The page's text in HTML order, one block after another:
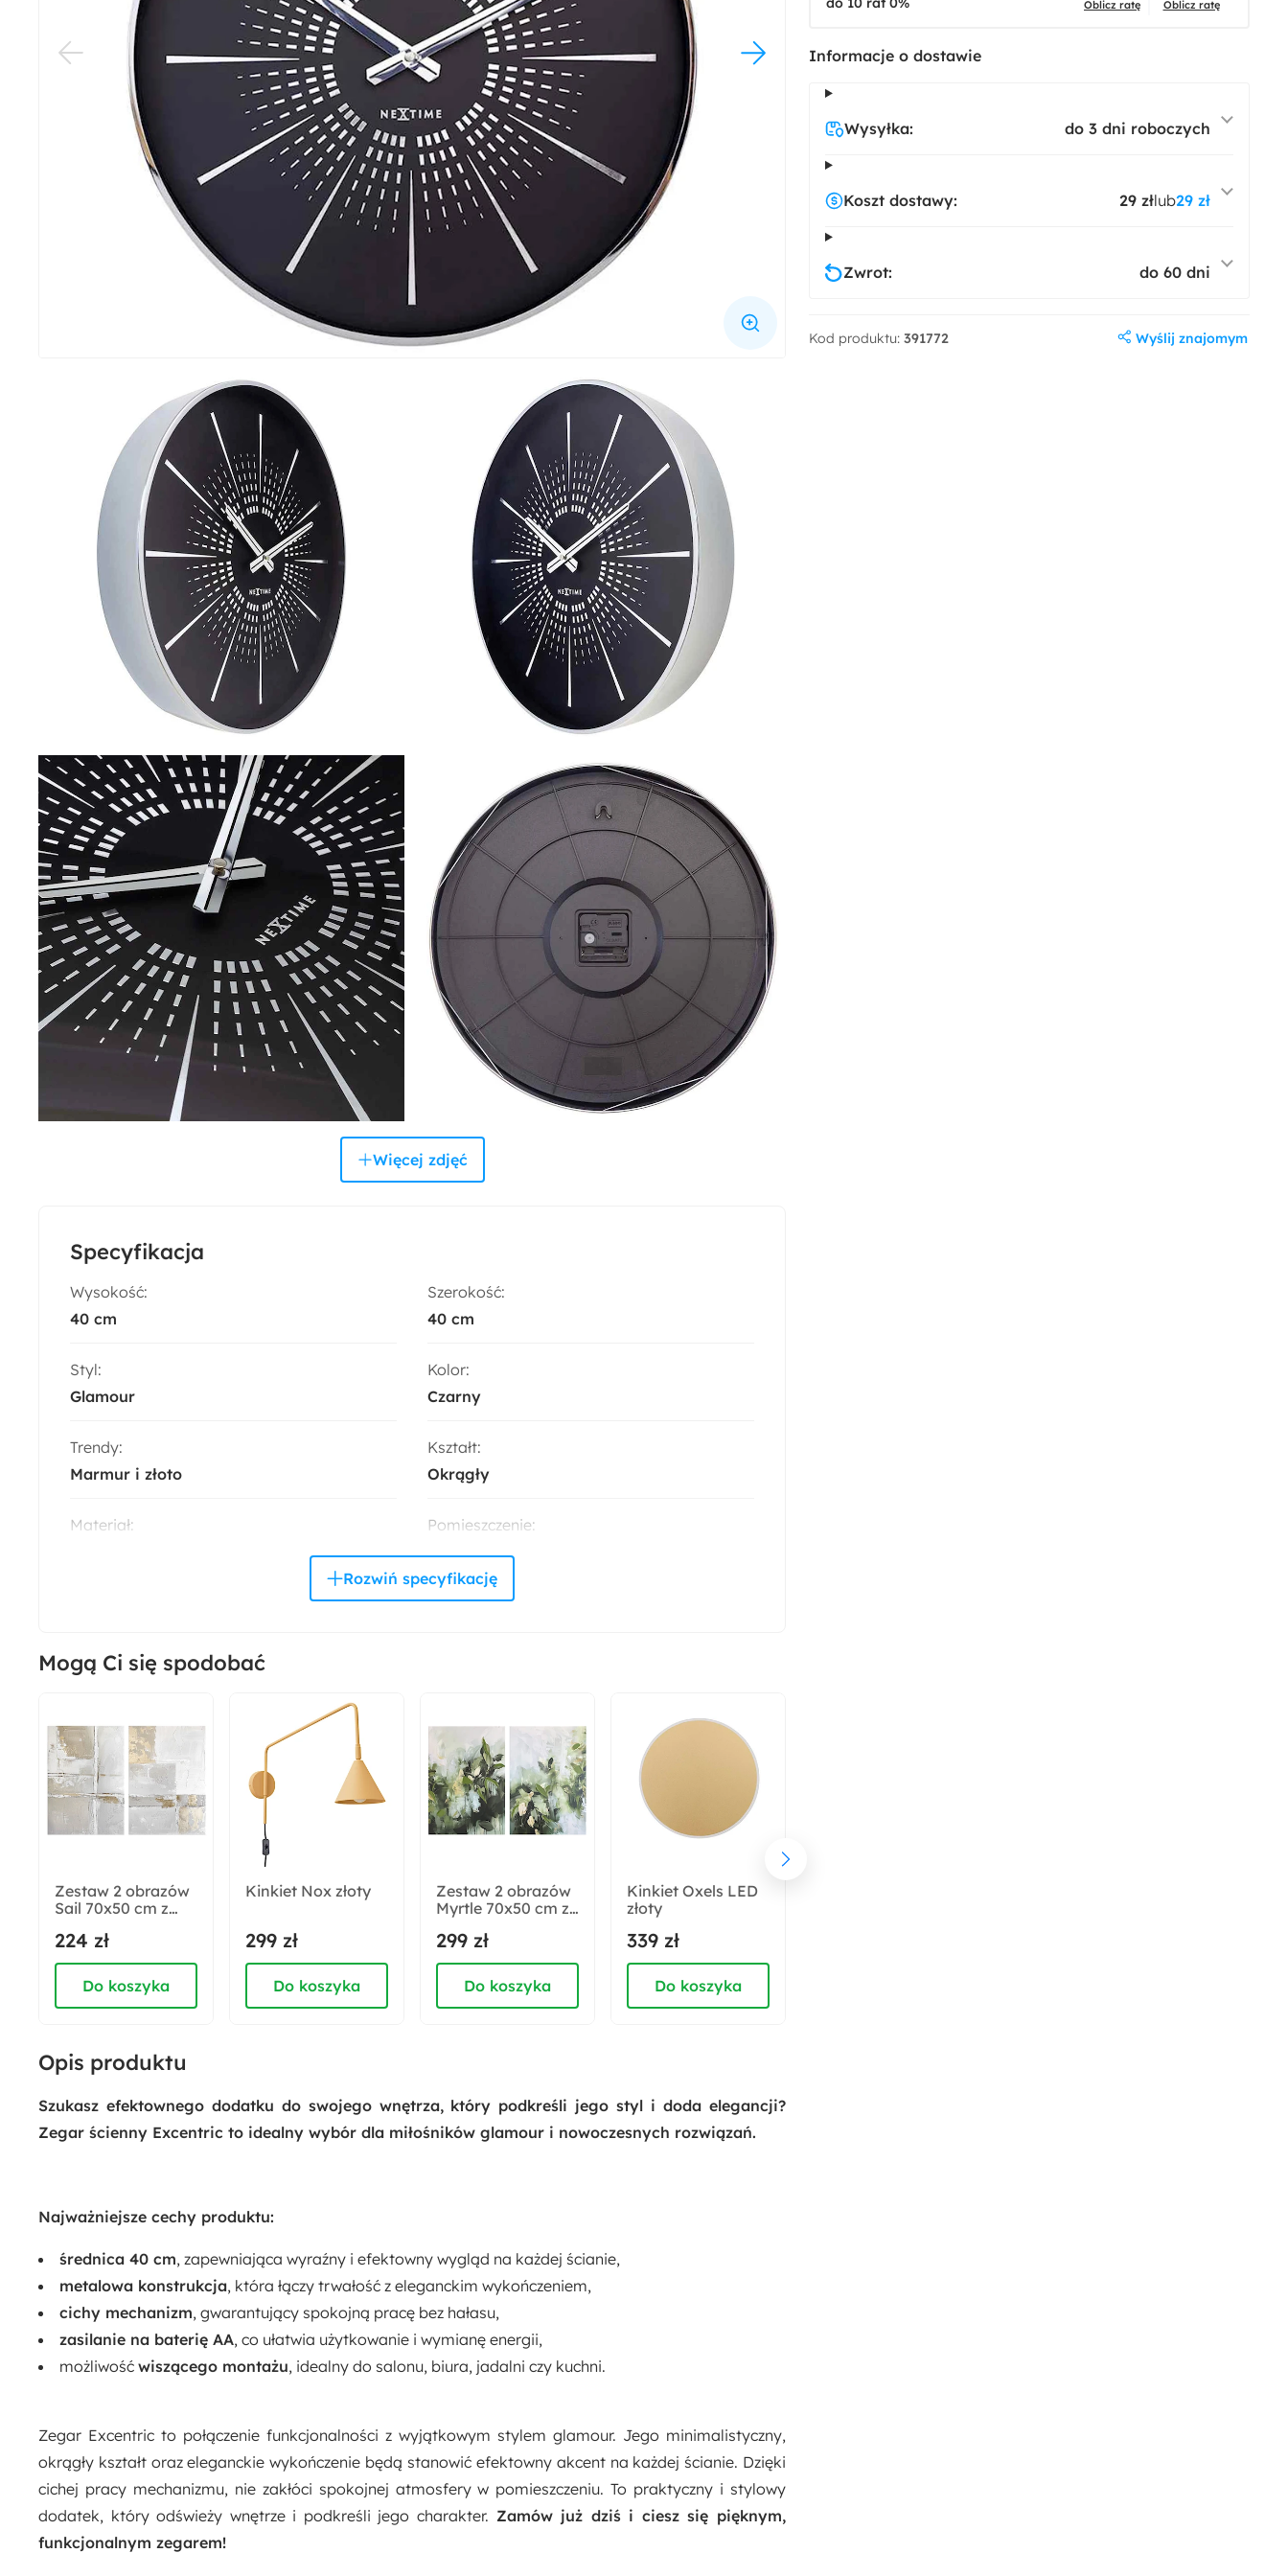
Więcej zdjęć
Specyfikacja
Wysokość:
40 cm
Szerokość:
40 cm
Styl:
Glamour
Kolor:
Czarny
Trendy:
Marmur i złoto
Kształt:
Okrągły
Materiał:
Pomieszczenie:
Biuro Jadalnia
Akcja specjalna:
Cechy szczególne - dodatki:
Promocje sezonowe:
Prezent
Głębokość:
6.2 cm
Długość:
Rodzaj:
Funkcje:
Cichy mechanizm
Mogą Ci się spodobać
Zestaw 2 obrazów
Sail 70x50 cm z
malowanymi
elementami
224 zł
Do koszyka
Kinkiet Nox złoty
299 zł
Do koszyka
Zestaw 2 obrazów
Myrtle 70x50 cm z
malowanymi
elementami
299 zł
Do koszyka
Kinkiet Oxels LED
złoty
339 zł
Do koszyka
Opis produktu
Szukasz efektownego dodatku do swojego wnętrza, który podkreśli jego styl i doda elegancji?
Zegar ścienny Excentric to idealny wybór dla miłośników glamour i nowoczesnych rozwiązań.
Najważniejsze cechy produktu:
średnica 40 cm, zapewniająca wyraźny i efektowny wygląd na każdej ścianie,
metalowa konstrukcja, która łączy trwałość z eleganckim wykończeniem,
cichy mechanizm, gwarantujący spokojną pracę bez hałasu,
zasilanie na baterię AA, co ułatwia użytkowanie i wymianę energii,
możliwość wiszącego montażu, idealny do salonu, biura, jadalni czy kuchni.
Zegar Excentric to połączenie funkcjonalności z wyjątkowym stylem glamour. Jego minimalistyczny,
okrągły kształt oraz eleganckie wykończenie będą stanowić efektowny akcent na każdej ścianie. Dzięki
cichej pracy mechanizmu, nie zakłóci spokojnej atmosfery w pomieszczeniu. To praktyczny i stylowy
dodatek, który odświeży wnętrze i podkreśli jego charakter. Zamów już dziś i ciesz się pięknym,
funkcjonalnym zegarem!
Oblicz ratę Oblicz ratę
Informacje o dostawie
Wysyłka: do 3 dni roboczych
Koszt dostawy: 29 złlub29 zł
Zwrot: do 60 dni
Kod produktu: 391772 Wyślij znajomym